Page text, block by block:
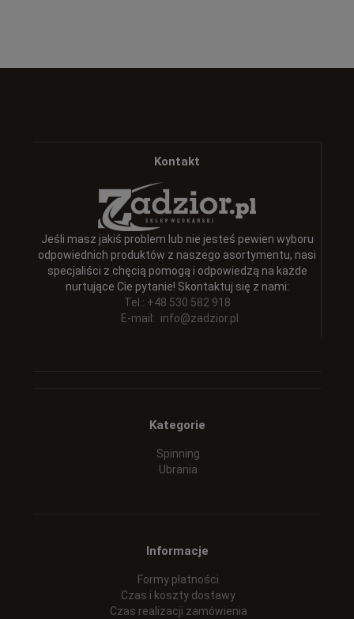
Kontakt
Jeśli masz jakiś problem lub nie jesteś pewien wyboru
odpowiednich produktów z naszego asortymentu, nasi
specjaliści z chęcią pomogą i odpowiedzą na każde
nurtujące Cie pytanie! Skontaktuj się z nami:
Tel.: +48 530 582 918
E-mail: info@zadzior.pl
Kategorie
Spinning
Ubrania
Informacje
Formy płatności
Czas i koszty dostawy
Czas realizacji zamówienia